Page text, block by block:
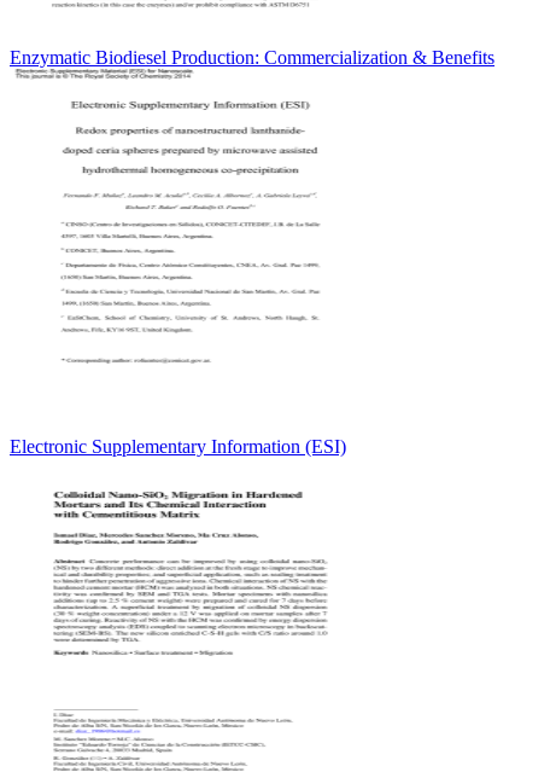
Enzymatic Biodiesel Production: Commercialization & Benefits
Electronic Supplementary Information (ESI)